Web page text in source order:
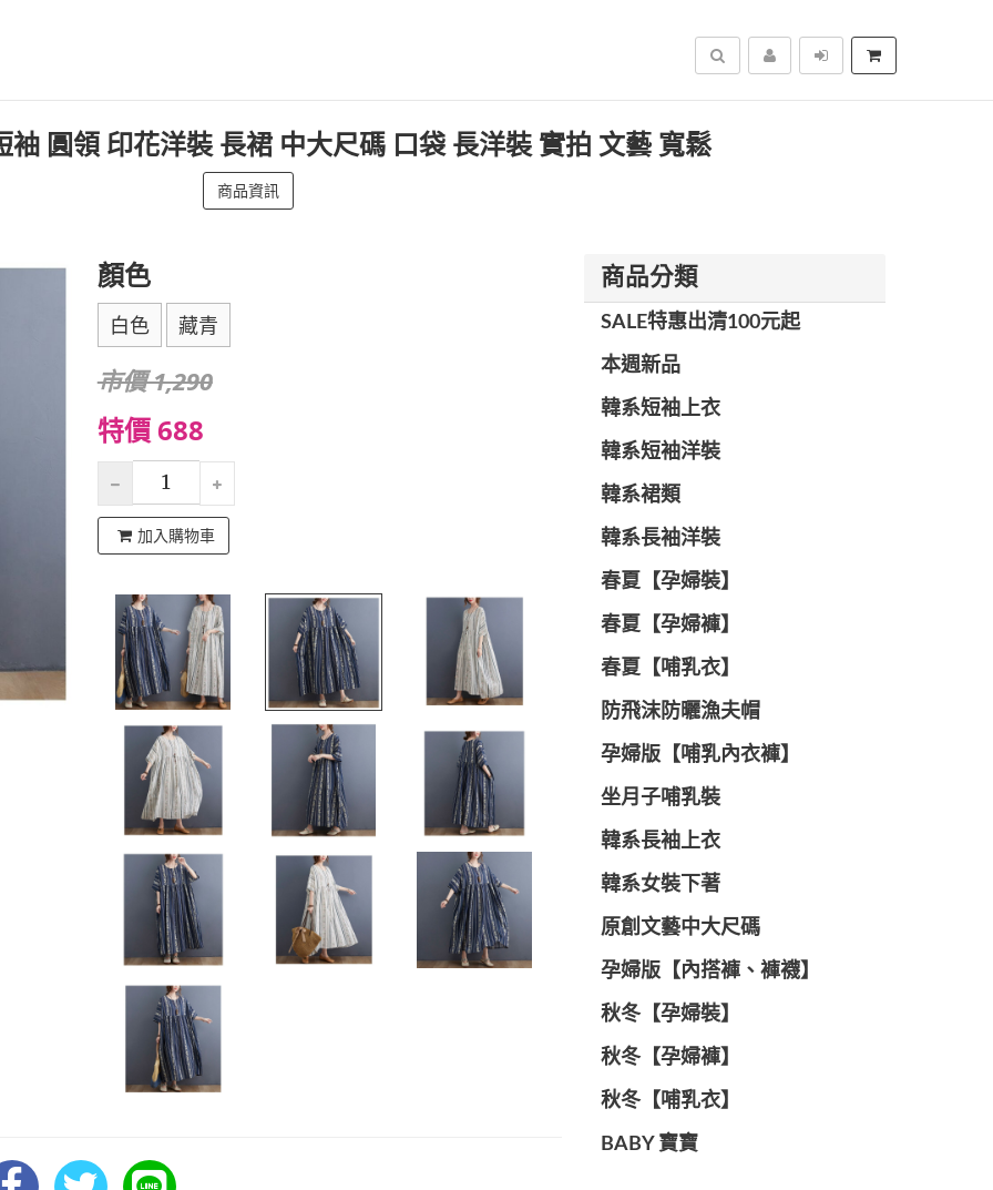
搜尋
袖 圓領 印花洋裝 長裙 中大尺碼 口袋 長洋裝 實拍 文藝 寬鬆
商品資訊
顏色
白色 藏青
市價 1,290
特價 688
加入購物車
商品分類
SALE特惠出清100元起
本週新品
韓系短袖上衣
韓系短袖洋裝
韓系裙類
韓系長袖洋裝
春夏【孕婦裝】
春夏【孕婦褲】
春夏【哺乳衣】
防飛沫防曬漁夫帽
孕婦版【哺乳內衣褲】
坐月子哺乳裝
韓系長袖上衣
韓系女裝下著
原創文藝中大尺碼
孕婦版【內搭褲、褲襪】
秋冬【孕婦裝】
秋冬【孕婦褲】
秋冬【哺乳衣】
BABY 寶寶